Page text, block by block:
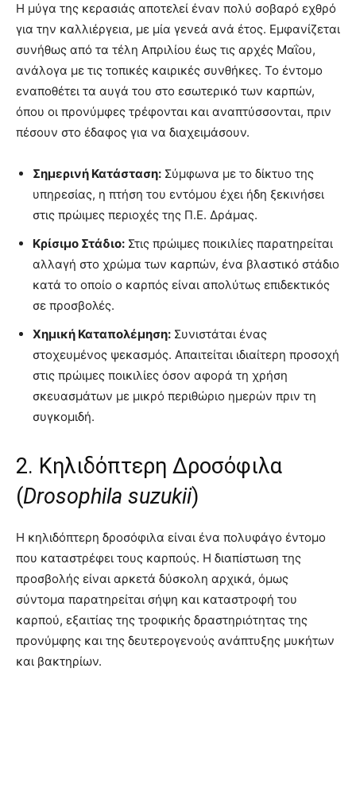
Η μύγα της κερασιάς αποτελεί έναν πολύ σοβαρό εχθρό
για την καλλιέργεια, με μία γενεά ανά έτος. Εμφανίζεται
συνήθως από τα τέλη Απριλίου έως τις αρχές Μαΐου,
ανάλογα με τις τοπικές καιρικές συνθήκες. Το έντομο
εναποθέτει τα αυγά του στο εσωτερικό των καρπών,
όπου οι προνύμφες τρέφονται και αναπτύσσονται, πριν
πέσουν στο έδαφος για να διαχειμάσουν.
Σημερινή Κατάσταση: Σύμφωνα με το δίκτυο της
υπηρεσίας, η πτήση του εντόμου έχει ήδη ξεκινήσει
στις πρώιμες περιοχές της Π.Ε. Δράμας.
Κρίσιμο Στάδιο: Στις πρώιμες ποικιλίες παρατηρείται
αλλαγή στο χρώμα των καρπών, ένα βλαστικό στάδιο
κατά το οποίο ο καρπός είναι απολύτως επιδεκτικός
σε προσβολές.
Χημική Καταπολέμηση: Συνιστάται ένας
στοχευμένος ψεκασμός. Απαιτείται ιδιαίτερη προσοχή
στις πρώιμες ποικιλίες όσον αφορά τη χρήση
σκευασμάτων με μικρό περιθώριο ημερών πριν τη
συγκομιδή.
2. Κηλιδόπτερη Δροσόφιλα
(Drosophila suzukii)
Η κηλιδόπτερη δροσόφιλα είναι ένα πολυφάγο έντομο
που καταστρέφει τους καρπούς. Η διαπίστωση της
προσβολής είναι αρκετά δύσκολη αρχικά, όμως
σύντομα παρατηρείται σήψη και καταστροφή του
καρπού, εξαιτίας της τροφικής δραστηριότητας της
προνύμφης και της δευτερογενούς ανάπτυξης μυκήτων
και βακτηρίων.